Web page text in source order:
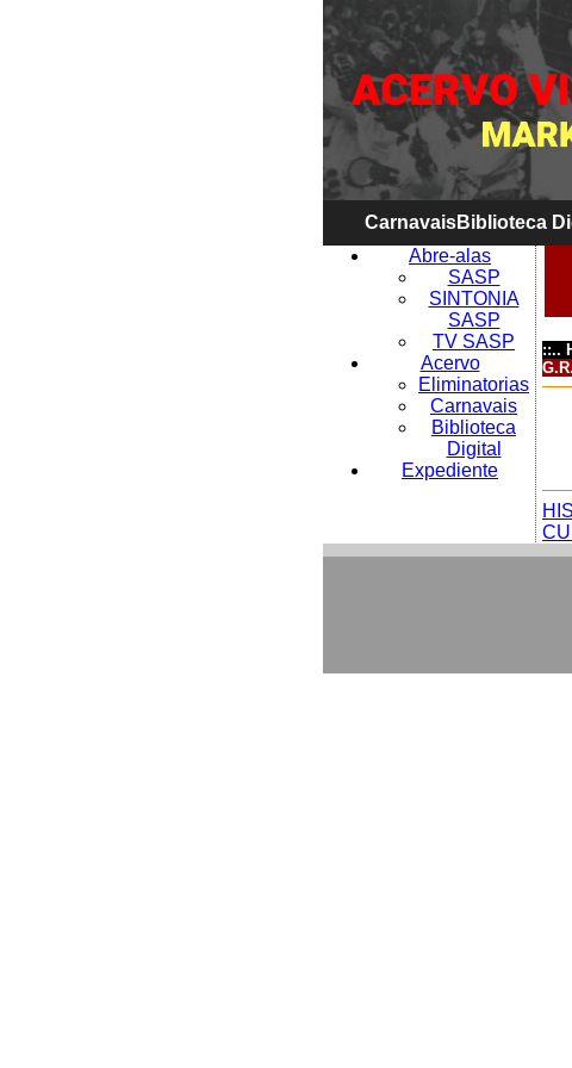
CarnavaisBiblioteca
Abre-alas
SASP
SINTONIA
SASP
TV SASP
Acervo
Eliminatorias
Carnavais
Biblioteca
Digital
Expediente
::..